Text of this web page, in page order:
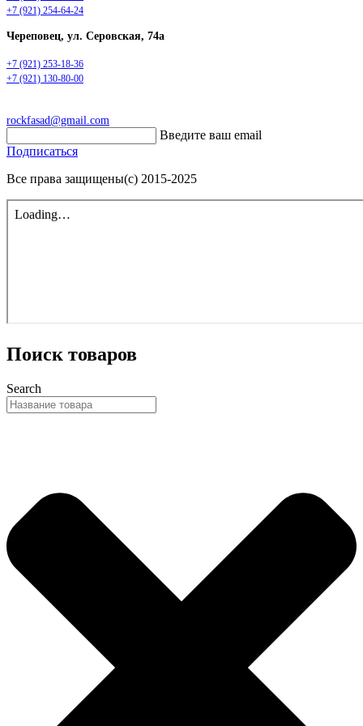
+7 (921) 254-64-24
Череповец, ул. Серовская, 74а
+7 (921) 253-18-36
+7 (921) 130-80-00
rockfasad@gmail.com
Введите ваш email
Подписаться
Все права защищены(с) 2015-2025
Поиск товаров
Search